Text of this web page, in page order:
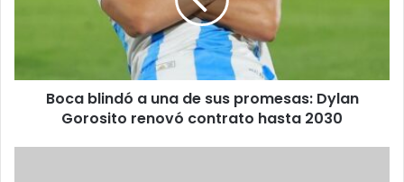
Dylan
Gorosito
renovóBoca blindó a una de sus promesas: Dylan
Gorosito renovó contrato hasta 2030